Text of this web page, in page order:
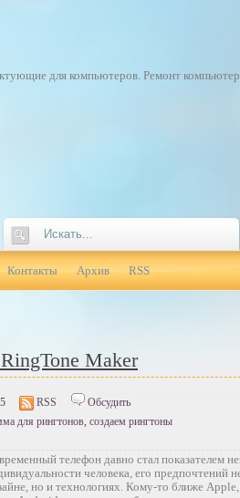
для компьютеров. Ремонт
Контакты Архив RSS
Maker
RSS
Обсудить
для рингтонов, создаем рингтоны
телефон давно стал показателем
человека, его предпочтений
но и технологиях. Кому-то ближе Apple,